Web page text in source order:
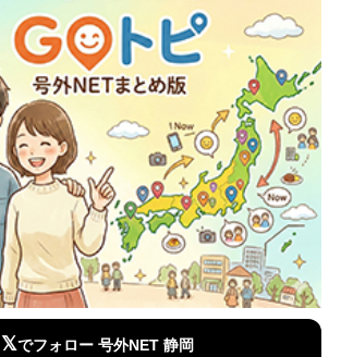
𝕏でフォロー 号外NET 静岡